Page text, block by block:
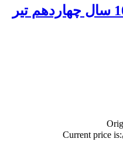
مجله اندیشه پویا 101 سال چهاردهم تیر
Current price is: